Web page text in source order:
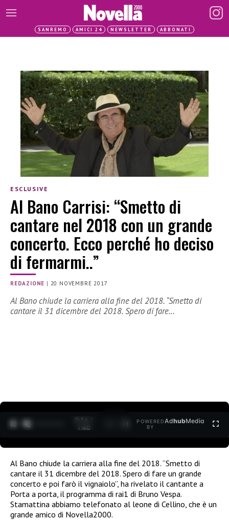
SANREMO AMICI 24 NEWSLETTER ABBONATI
ESCLUSIVE
Al Bano Carrisi: “Smetto di
cantare nel 2018 con un grande
concerto. Ecco perché ho deciso
di fermarmi..”
REDAZIONE | 20 NOVEMBRE 2017
Al Bano chiude la carriera alla fine del 2018. “Smetto di
cantare il 31 dicembre del 2018. Spero di fare…
0:15 /
1:40
POWERED
BY
AdhubMedia
Al Bano chiude la carriera alla fine del 2018. “Smetto di
cantare il 31 dicembre del 2018. Spero di fare un grande
concerto e poi farò il vignaiolo”, ha rivelato il cantante a
Porta a porta, il programma di rai1 di Bruno Vespa.
Stamattina abbiamo telefonato al leone di Cellino, che è un
grande amico di Novella2000.